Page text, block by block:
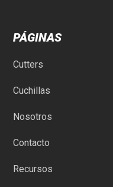
PÁGINAS
Cutters
Cuchillas
Nosotros
Contacto
Recursos